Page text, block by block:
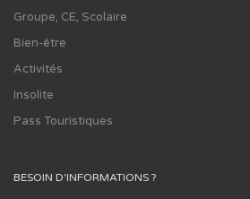
Groupe, CE, Scolaire
Bien-être
Activités
Insolite
Pass Touristiques
BESOIN D'INFORMATIONS ?